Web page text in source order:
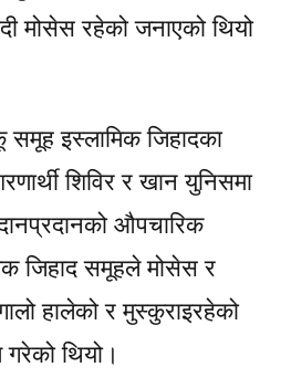
मोसेस रहेको जनाएको थियो
समूह इस्लामिक जिहादका
शिविर र खान युनिसमा
औपचारिक
जिहाद समूहले मोसेस र
हालेको र मुस्कुराइरहेको
थियो।